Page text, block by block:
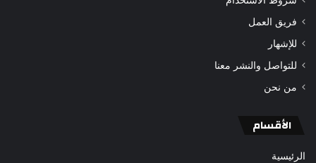
فريق العمل
للإشهار
للتواصل والنشر معنا
من نحن
الأقسام
الرئيسية